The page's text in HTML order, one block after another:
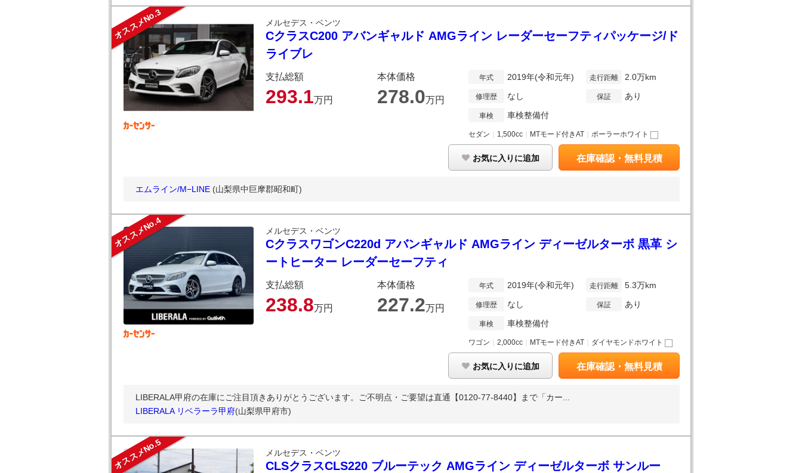
オススメNo.3 メルセデス・ベンツ
CクラスC200 アバンギャルド AMGライン レーダーセーフティパッケージ/ド
ライブレ
支払総額
293.1万円
本体価格
278.0万円
年式 2019年(令和元年)
修理歴 なし
車検 車検整備付
走行距離 2.0万km
保証 あり
セダン 1,500cc MTモード付きAT ポーラーホワイト
お気に入りに追加 在庫確認・無料見積
エムライン/M−LINE (山梨県中巨摩郡昭和町)
オススメNo.4 メルセデス・ベンツ
CクラスワゴンC220d アバンギャルド AMGライン ディーゼルターボ 黒革 シ
ートヒーター レーダーセーフティ
支払総額
238.8万円
本体価格
227.2万円
年式 2019年(令和元年)
修理歴 なし
車検 車検整備付
走行距離 5.3万km
保証 あり
ワゴン 2,000cc MTモード付きAT ダイヤモンドホワイト
お気に入りに追加 在庫確認・無料見積
LIBERALA甲府の在庫にご注目頂きありがとうございます。ご不明点・ご要望は直通【0120-77-8440】まで「カー...
LIBERALA リベラーラ甲府(山梨県甲府市)
オススメNo.5 メルセデス・ベンツ
CLSクラスCLS220 ブルーテック AMGライン ディーゼルターボ サンルー